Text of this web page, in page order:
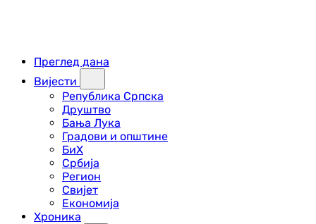
Преглед дана
Вијести
Република Српска
Друштво
Бања Лука
Градови и општине
БиХ
Србија
Регион
Свијет
Економија
Хроника